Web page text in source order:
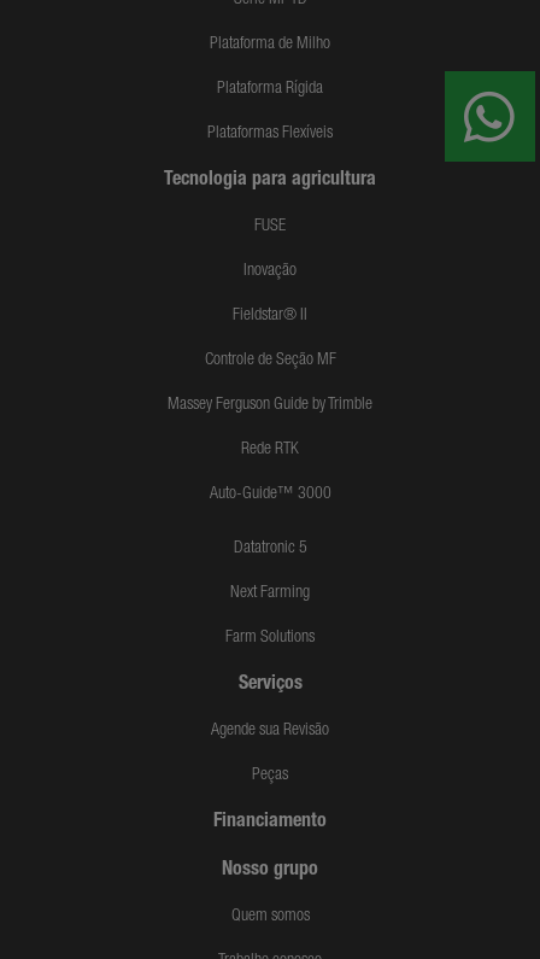
Plataforma de Milho
Plataforma Rígida
Plataformas Flexíveis
Tecnologia para agricultura
FUSE
Inovação
Fieldstar® II
Controle de Seção MF
Massey Ferguson Guide by Trimble
Rede RTK
Auto-Guide™ 3000
Datatronic 5
Next Farming
Farm Solutions
Serviços
Agende sua Revisão
Peças
Financiamento
Nosso grupo
Quem somos